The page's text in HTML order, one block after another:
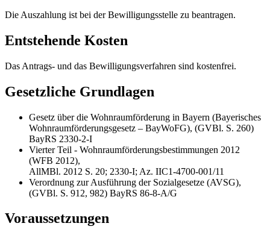
Die Auszahlung ist bei der Bewilligungsstelle zu beantragen.
Entstehende Kosten
Das Antrags- und das Bewilligungsverfahren sind kostenfrei.
Gesetzliche Grundlagen
Gesetz über die Wohnraumförderung in Bayern (Bayerisches
Wohnraumförderungsgesetz – BayWoFG), (GVBl. S. 260)
BayRS 2330-2-I
Vierter Teil - Wohnraumförderungsbestimmungen 2012
(WFB 2012),
AllMBl. 2012 S. 20; 2330-I; Az. IIC1-4700-001/11
Verordnung zur Ausführung der Sozialgesetze (AVSG),
(GVBl. S. 912, 982) BayRS 86-8-A/G
Voraussetzungen